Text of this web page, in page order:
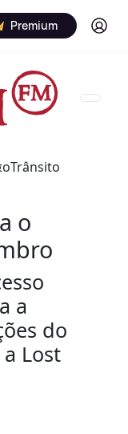
Premium Log in
Trânsito
o
a
do
Lost